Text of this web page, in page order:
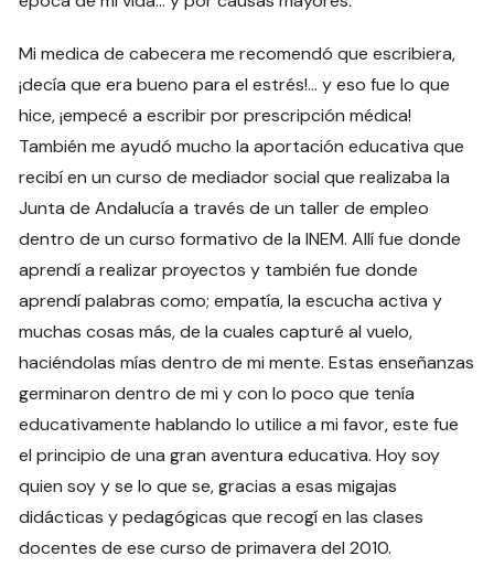
Mi medica de cabecera me recomendó que escribiera,
¡decía que era bueno para el estrés!… y eso fue lo que
hice, ¡empecé a escribir por prescripción médica!
También me ayudó mucho la aportación educativa que
recibí en un curso de mediador social que realizaba la
Junta de Andalucía a través de un taller de empleo
dentro de un curso formativo de la INEM. Allí fue donde
aprendí a realizar proyectos y también fue donde
aprendí palabras como; empatía, la escucha activa y
muchas cosas más, de la cuales capturé al vuelo,
haciéndolas mías dentro de mi mente. Estas enseñanzas
germinaron dentro de mi y con lo poco que tenía
educativamente hablando lo utilice a mi favor, este fue
el principio de una gran aventura educativa. Hoy soy
quien soy y se lo que se, gracias a esas migajas
didácticas y pedagógicas que recogí en las clases
docentes de ese curso de primavera del 2010.